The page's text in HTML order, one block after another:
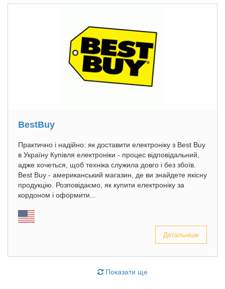
BestBuy
Практично і надійно: як доставити електроніку з Best Buy
в Україну Купівля електроніки - процес відповідальний,
адже хочеться, щоб техніка служила довго і без збоїв.
Best Buy - американський магазин, де ви знайдете якісну
продукцію. Розповідаємо, як купити електроніку за
кордоном і оформити...
Детальніше
Показати ще